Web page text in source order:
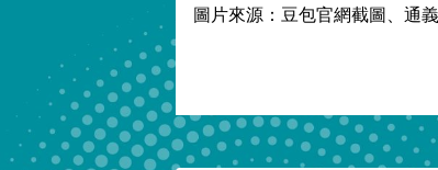
圖片來源：豆包官網截圖、通